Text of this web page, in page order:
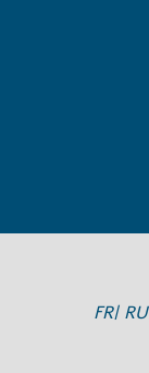
RU |
FR